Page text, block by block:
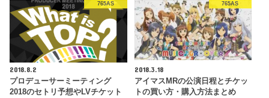
765AS
2018.8.2
プロデューサーミーティング
2018のセトリ予想やLVチケット
765AS
2018.3.18
アイマスMRの公演日程とチケッ
トの買い方・購入方法まとめ